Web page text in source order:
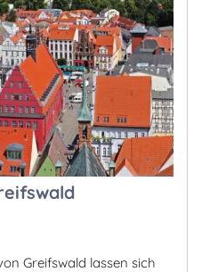
Greifswald lassen sich